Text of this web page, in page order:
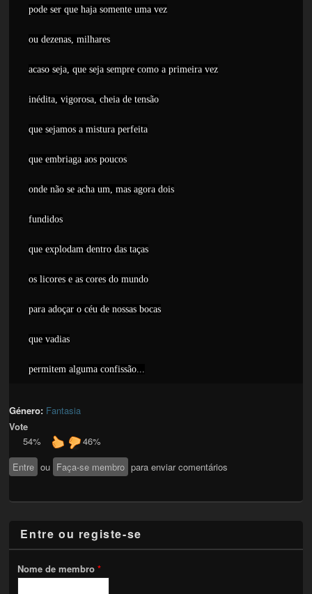
pode ser que haja somente uma vez
ou dezenas, milhares
acaso seja, que seja sempre como a primeira vez
inédita, vigorosa, cheia de tensão
que sejamos a mistura perfeita
que embriaga aos poucos
onde não se acha um, mas agora dois
fundidos
que explodam dentro das taças
os licores e as cores do mundo
para adoçar o céu de nossas bocas
que vadias
permitem alguma confissão...
Género: Fantasia
Vote
54%
46%
Entre ou Faça-se membro para enviar comentários
Entre ou registe-se
Nome de membro*